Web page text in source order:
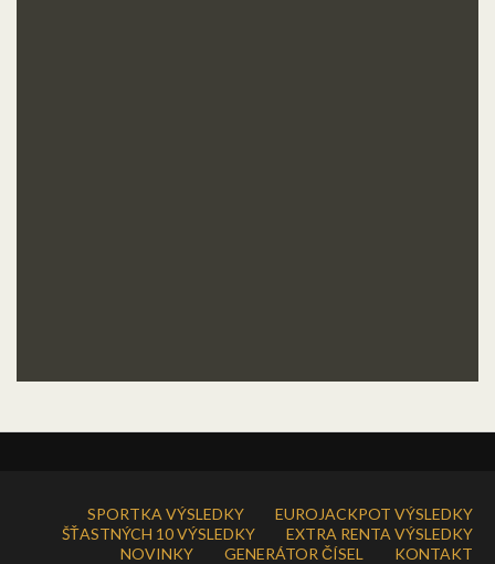
SPORTKA VÝSLEDKY
EUROJACKPOT VÝSLEDKY
ŠŤASTNÝCH 10 VÝSLEDKY
EXTRA RENTA VÝSLEDKY
NOVINKY
GENERÁTOR ČÍSEL KONTAKT